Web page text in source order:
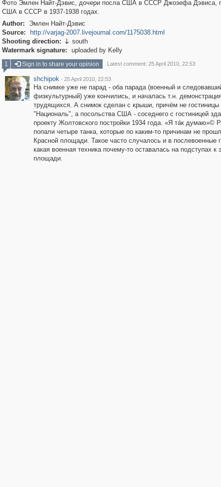
Фото Эмлен Найт-Дэвис, дочери посла США в СССР Джозефа Дэвиса,
США в СССР в 1937-1938 годах.
Author:
Эмлен Найт-Дэвис
Source:
http://varjag-2007.livejournal.com/1175038.html
Shooting direction:  south
Watermark signature:
uploaded by Kelly
1
Sign in to share your opinion Latest comment: 25 April 2010, 22:53
shchipok · 25 April 2010, 22:53
На снимке уже не парад - оба парада (военный и
физкультурный) уже кончились, и началась т.н.
трудящихся. А снимок сделан с крыши, причём не гостиницы
"Националь", а посольства США - соседнего с гостиницей
проекту Жолтовского постройки 1934 года. «Я тáк думаю»©
попали четыре танка, которые по каким-то причинам не
Красной площади. Такое часто случалось и в послевоенные
какая военная техника почему-то оставалась на подступах к
площади.